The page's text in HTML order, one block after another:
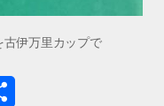
伊万里カップで